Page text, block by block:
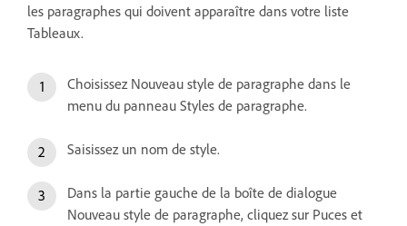
les paragraphes qui doivent apparaître dans votre liste
Tableaux.
Choisissez Nouveau style de paragraphe dans le
menu du panneau Styles de paragraphe.
Saisissez un nom de style.
Dans la partie gauche de la boîte de dialogue
Nouveau style de paragraphe, cliquez sur Puces et